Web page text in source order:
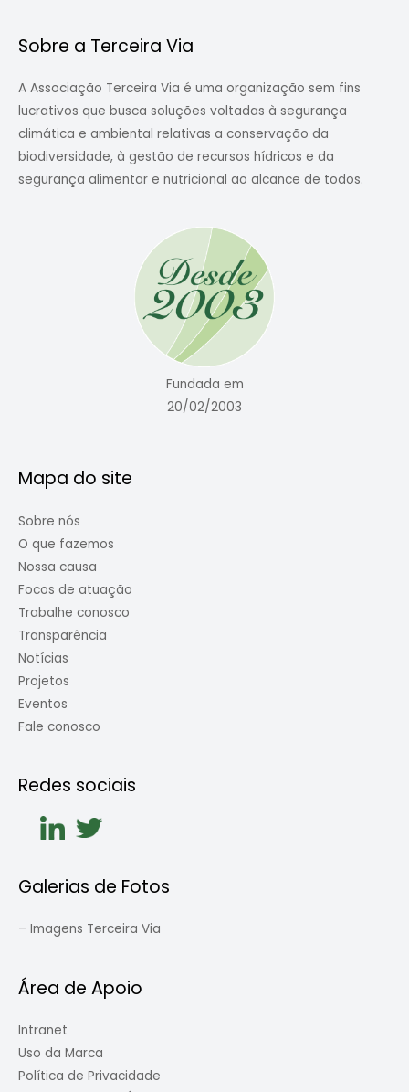
Sobre a Terceira Via
A Associação Terceira Via é uma organização sem fins
lucrativos que busca soluções voltadas à segurança
climática e ambiental relativas a conservação da
biodiversidade, à gestão de recursos hídricos e da
segurança alimentar e nutricional ao alcance de todos.
Fundada em
20/02/2003
Mapa do site
Sobre nós
O que fazemos
Nossa causa
Focos de atuação
Trabalhe conosco
Transparência
Notícias
Projetos
Eventos
Fale conosco
Redes sociais
Galerias de Fotos
– Imagens Terceira Via
Área de Apoio
Intranet
Uso da Marca
Política de Privacidade